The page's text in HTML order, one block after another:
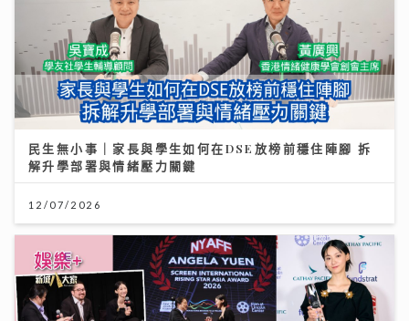
民生無小事｜家長與學生如何在DSE放榜前穩住陣腳 拆
解升學部署與情緒壓力關鍵
12/07/2026